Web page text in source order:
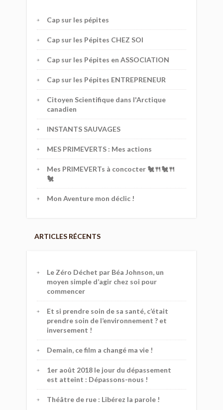
Cap sur les pépites
Cap sur les Pépites CHEZ SOI
Cap sur les Pépites en ASSOCIATION
Cap sur les Pépites ENTREPRENEUR
Citoyen Scientifique dans l'Arctique
canadien
INSTANTS SAUVAGES
MES PRIMEVERTS : Mes actions
Mes PRIMEVERTs à concocter 🐔🍴🐔🍴
🐔
Mon Aventure mon déclic !
ARTICLES RÉCENTS
Le Zéro Déchet par Béa Johnson, un
moyen simple d’agir chez soi pour
commencer
Et si prendre soin de sa santé, c’était
prendre soin de l’environnement ? et
inversement !
Demain, ce film a changé ma vie !
1er août 2018 le jour du dépassement
est atteint : Dépassons-nous !
Théâtre de rue : Libérez la parole !